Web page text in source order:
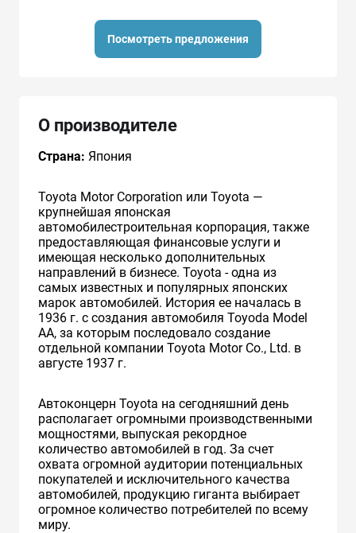
Посмотреть предложения
О производителе
Страна: Япония
Toyota Motor Corporation или Toyota —
крупнейшая японская
автомобилестроительная корпорация, также
предоставляющая финансовые услуги и
имеющая несколько дополнительных
направлений в бизнесе. Toyota - одна из
самых известных и популярных японских
марок автомобилей. История ее началась в
1936 г. с создания автомобиля Toyoda Model
AA, за которым последовало создание
отдельной компании Toyota Motor Co., Ltd. в
августе 1937 г.
Автоконцерн Toyota на сегодняшний день
располагает огромными производственными
мощностями, выпуская рекордное
количество автомобилей в год. За счет
охвата огромной аудитории потенциальных
покупателей и исключительного качества
автомобилей, продукцию гиганта выбирает
огромное количество потребителей по всему
миру.